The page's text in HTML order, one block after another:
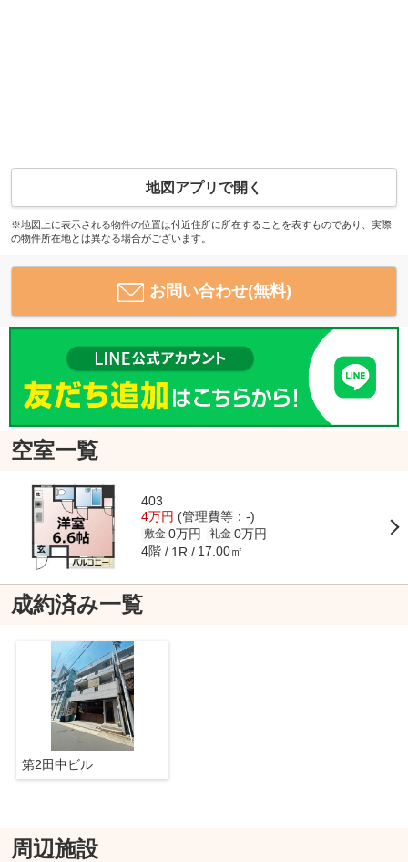
地図アプリで開く
※地図上に表示される物件の位置は付近住所に所在することを表すものであり、実際
の物件所在地とは異なる場合がございます。
お問い合わせ(無料)
空室一覧
403
4万円 (管理費等：-)
敷金 0万円 礼金 0万円
4階 1R 17.00㎡
成約済み一覧
第2田中ビル
周辺施設